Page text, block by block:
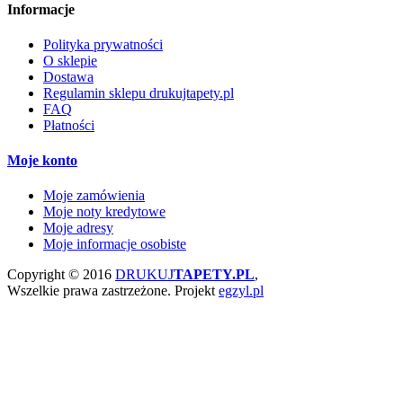
Informacje
Polityka prywatności
O sklepie
Dostawa
Regulamin sklepu drukujtapety.pl
FAQ
Płatności
Moje konto
Moje zamówienia
Moje noty kredytowe
Moje adresy
Moje informacje osobiste
Copyright © 2016 DRUKUJTAPETY.PL,
Wszelkie prawa zastrzeżone. Projekt egzyl.pl